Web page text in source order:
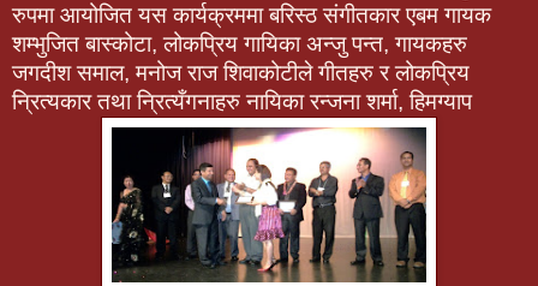
रुपमा आयोजित यस कार्यक्रममा बरिस्ठ संगीतकार एबम गायक
शम्भुजित बास्कोटा, लोकप्रिय गायिका अन्जु पन्त, गायकहरु
जगदीश समाल, मनोज राज शिवाकोटीले गीतहरु र लोकप्रिय
न्रित्यकार तथा न्रित्यँगनाहरु नायिका रन्जना शर्मा, हिमग्याप